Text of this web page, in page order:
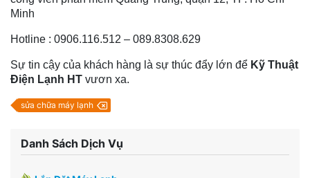
Minh
Hotline : 0906.116.512 – 089.8308.629
Sự tin cậy của khách hàng là sự thúc đẩy lớn để Kỹ Thuật
Điện Lạnh HT vươn xa.
sửa chữa máy lạnh
Danh Sách Dịch Vụ